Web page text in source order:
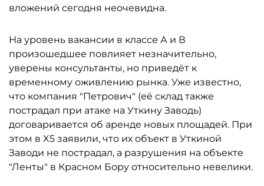
вложений сегодня неочевидна.
На уровень вакансии в классе А и В
произошедшее повлияет незначительно,
уверены консультанты, но приведёт к
временному оживлению рынка. Уже известно,
что компания "Петрович" (её склад также
пострадал при атаке на Уткину Заводь)
договаривается об аренде новых площадей. При
этом в X5 заявили, что их объект в Уткиной
Заводи не пострадал, а разрушения на объекте
"Ленты" в Красном Бору относительно невелики.